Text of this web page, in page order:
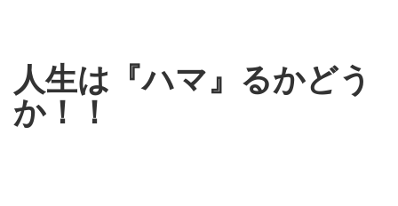
人生は『ハマ』るかどう
か！！